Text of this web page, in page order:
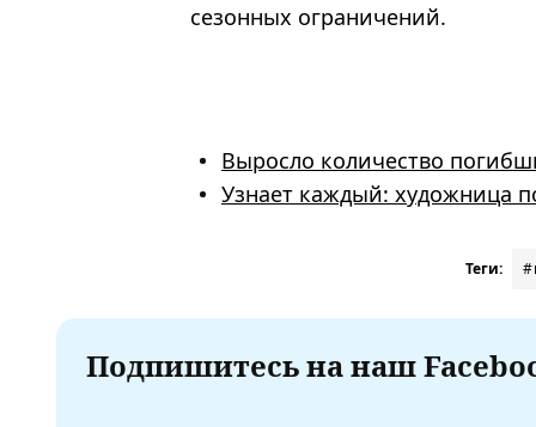
сезонных ограничений.
Выросло количество
Узнает каждый: художница
Теги:
Подпишитесь на наш